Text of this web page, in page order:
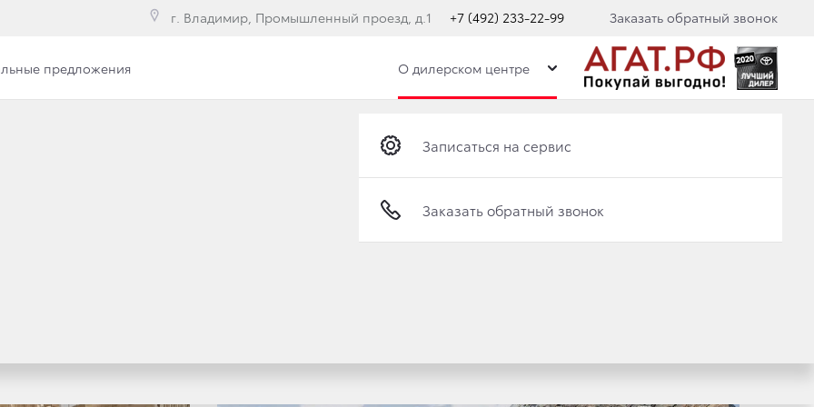
г. Владимир, Промышленный проезд, д.1 +7 (492) 233-22-99 Заказать обратный звонок
Записаться на сервис
Заказать обратный звонок
предложения О дилерском центре
Записаться на сервис
Заказать обратный звонок